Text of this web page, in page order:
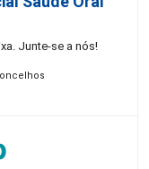
Junte-se a nós!